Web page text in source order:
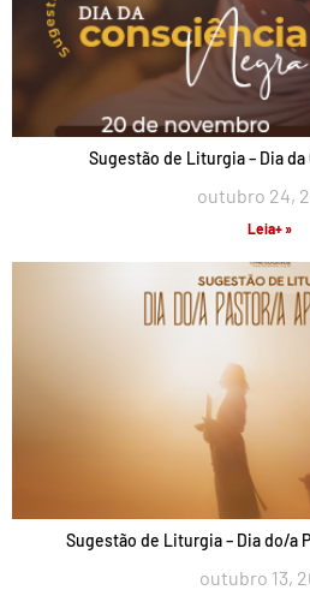
Sugestão de Liturgia – Dia
outubro 24,
Leia+ »
Sugestão de Liturgia – Dia do/a
outubro 13,